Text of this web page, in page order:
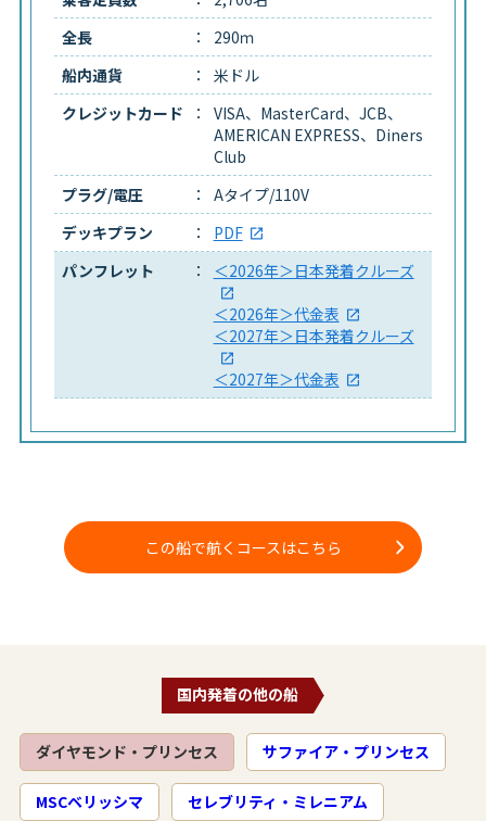
全長
290ｍ
船内通貨
米ドル
クレジットカード
VISA、MasterCard、JCB、
AMERICAN EXPRESS、Diners
Club
プラグ/電圧
Aタイプ/110V
デッキプラン
PDF
パンフレット
＜2026年＞日本発着クルーズ
＜2026年＞代金表
＜2027年＞日本発着クルーズ
＜2027年＞代金表
この船で航くコースはこちら
国内発着の他の船
ダイヤモンド・プリンセス サファイア・プリンセス
MSCベリッシマ セレブリティ・ミレニアム